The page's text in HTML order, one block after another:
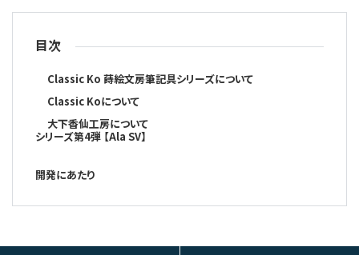
目次
Classic Ko 蒔絵文房筆記具シリーズについて
Classic Koについて
大下香仙工房について
シリーズ第4弾 【Ala SV】
開発にあたり